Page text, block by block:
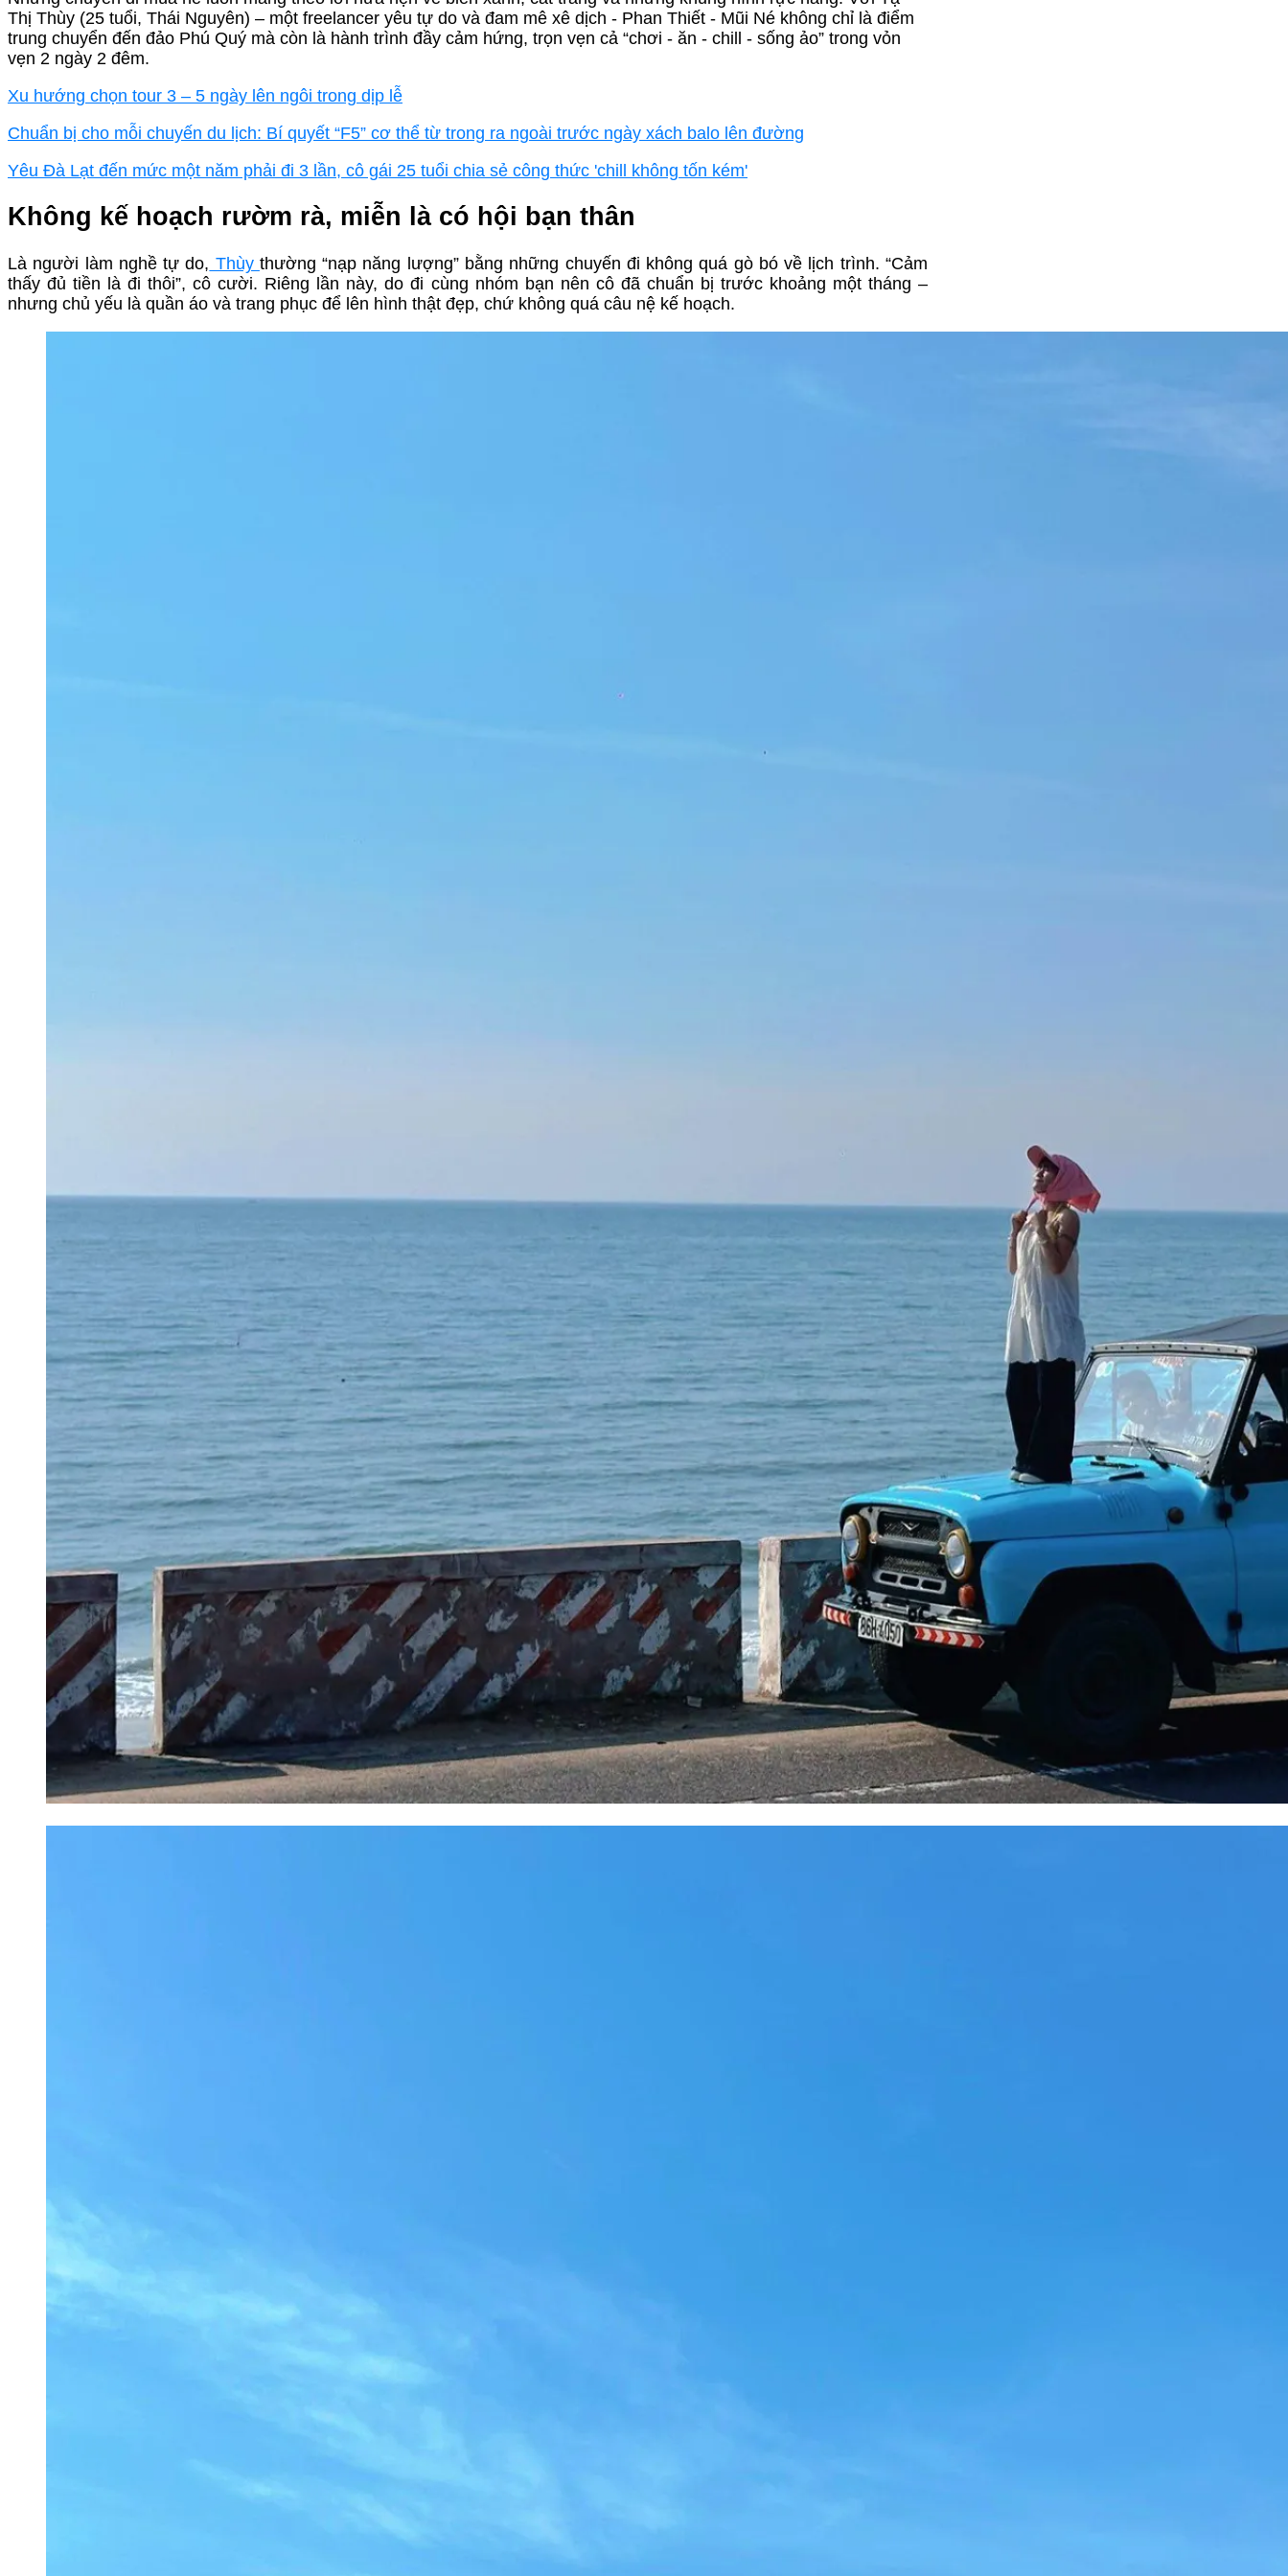
Thị Thùy (25 tuổi, Thái Nguyên) – một freelancer yêu tự do và đam mê xê dịch - Phan Thiết - Mũi Né không chỉ là điểm
trung chuyển đến đảo Phú Quý mà còn là hành trình đầy cảm hứng, trọn vẹn cả “chơi - ăn - chill - sống ảo” trong vỏn
vẹn 2 ngày 2 đêm.
Xu hướng chọn tour 3 – 5 ngày lên ngôi trong dịp lễ
Chuẩn bị cho mỗi chuyến du lịch: Bí quyết “F5” cơ thể từ trong ra ngoài trước ngày xách balo lên đường
Yêu Đà Lạt đến mức một năm phải đi 3 lần, cô gái 25 tuổi chia sẻ công thức 'chill không tốn kém'
Không kế hoạch rườm rà, miễn là có hội bạn thân
Là người làm nghề tự do, Thùy thường “nạp năng lượng” bằng những chuyến đi không quá gò bó về lịch trình. “Cảm
thấy đủ tiền là đi thôi”, cô cười. Riêng lần này, do đi cùng nhóm bạn nên cô đã chuẩn bị trước khoảng một tháng –
nhưng chủ yếu là quần áo và trang phục để lên hình thật đẹp, chứ không quá câu nệ kế hoạch.